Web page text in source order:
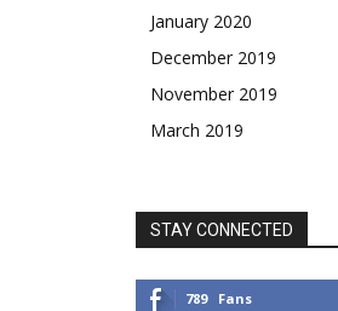
January 2020
December 2019
November 2019
March 2019
STAY CONNECTED
789 Fans